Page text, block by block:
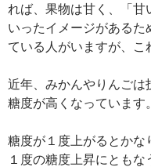
れば、果物は甘く、「甘
いったイメージがあるた
ている人がいますが、こ
近年、みかんやりんごは
糖度が高くなっています。
糖度が１度上がるとかな
１度の糖度上昇にとも